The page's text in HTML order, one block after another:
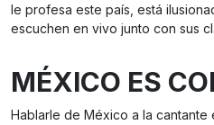
le profesa este país, está
escuchen en vivo junto con sus
MÉXICO ES
Hablarle de México a la cantante